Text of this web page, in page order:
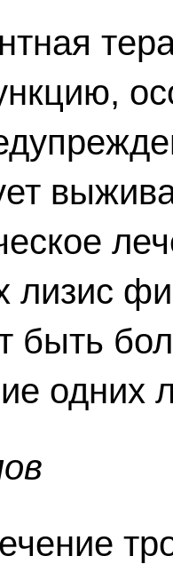
быть
одних